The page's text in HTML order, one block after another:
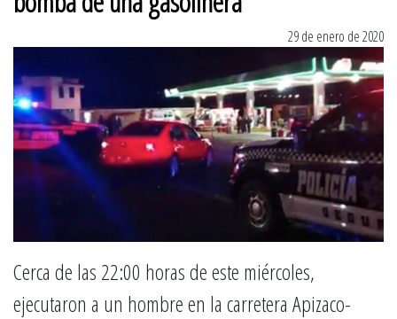
29 de enero de 2020
Cerca de las 22:00 horas de este miércoles,
ejecutaron a un hombre en la carretera Apizaco-